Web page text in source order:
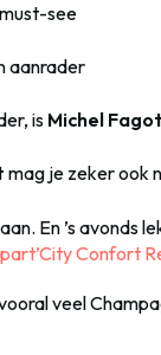
see
aanrader
is Michel Fagot
mag je zeker ook
En ’s avonds
Confort
veel